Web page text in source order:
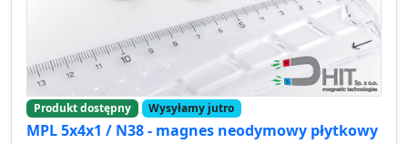
Produkt dostępny Wysyłamy jutro
MPL 5x4x1 / N38 - magnes neodymowy płytkowy